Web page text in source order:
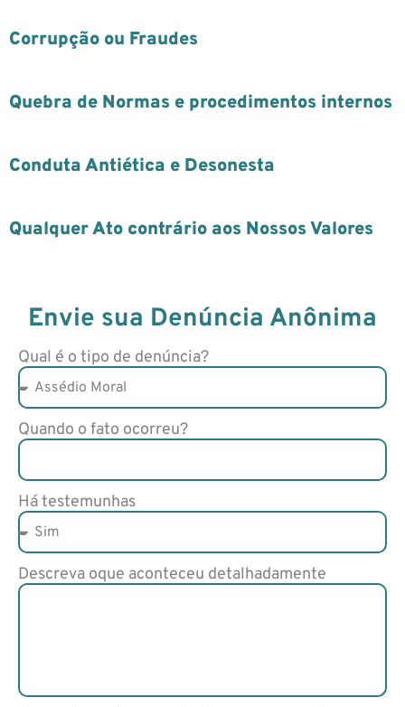
Corrupção ou Fraudes​
Quebra de Normas e procedimentos internos
Conduta Antiética e Desonesta​
Qualquer Ato contrário aos Nossos Valores
Envie sua Denúncia Anônima
Qual é o tipo de denúncia?
Quando o fato ocorreu?
Há testemunhas
Descreva oque aconteceu detalhadamente